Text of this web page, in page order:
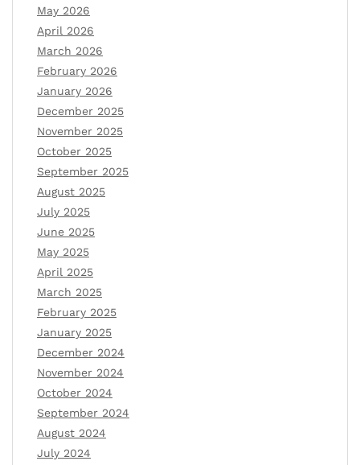
May 2026
April 2026
March 2026
February 2026
January 2026
December 2025
November 2025
October 2025
September 2025
August 2025
July 2025
June 2025
May 2025
April 2025
March 2025
February 2025
January 2025
December 2024
November 2024
October 2024
September 2024
August 2024
July 2024